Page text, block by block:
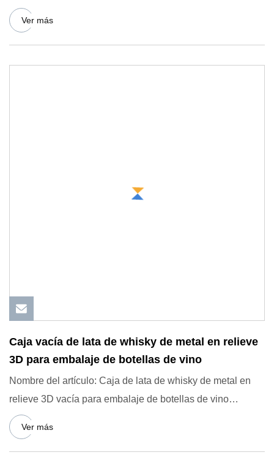
Caja de lata de
Ver más
Caja vacía de lata de whisky de metal en relieve
3D para embalaje de botellas de vino
Nombre del artículo: Caja de lata de whisky de metal en
relieve 3D vacía para embalaje de botellas de vino
Nuestras ven
Ver más